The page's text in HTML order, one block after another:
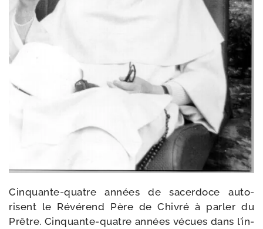
Cinquante-​quatre années de sacer­doce auto­
risent le Révérend Père de Chivré à par­ler du
Prêtre. Cinquante-​quatre années vécues dans l’in­